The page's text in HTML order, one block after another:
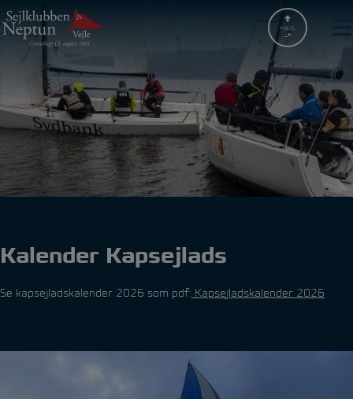
til
indholdet
-M/S
-
Kalender Kapsejlads
Se kapsejladskalender 2026 som pdf: Kapsejladskalender 2026